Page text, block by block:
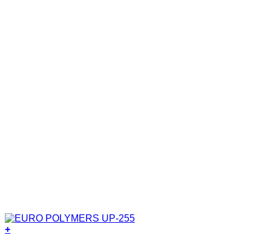
+